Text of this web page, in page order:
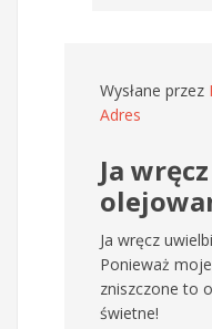
Wysłane przez
Adres
Ja
Ja wręcz
Ponieważ
zniszczone to
świetne!